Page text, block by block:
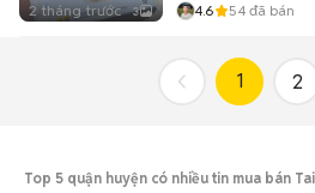
2 tháng trước 3 4.6 54 đã bán
1 2
Top 5 quận huyện có nhiều tin mua bán